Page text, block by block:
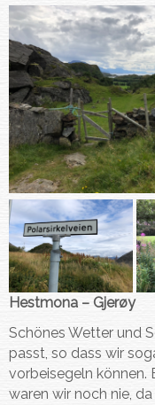
ei
c
h
…
Hestmona – Gjerøy
Schönes Wetter und
passt, so dass wir
vorbeisegeln können.
waren wir noch nie,